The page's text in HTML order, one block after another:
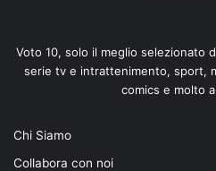
Voto 10, solo il meglio selezionato
serie tv e intrattenimento, sport,
comics e molto
Chi Siamo
Collabora con noi